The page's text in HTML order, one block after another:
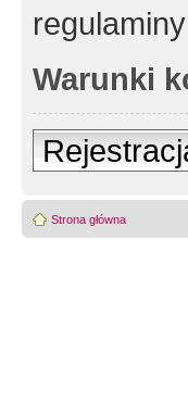
Warunki
Strona główna